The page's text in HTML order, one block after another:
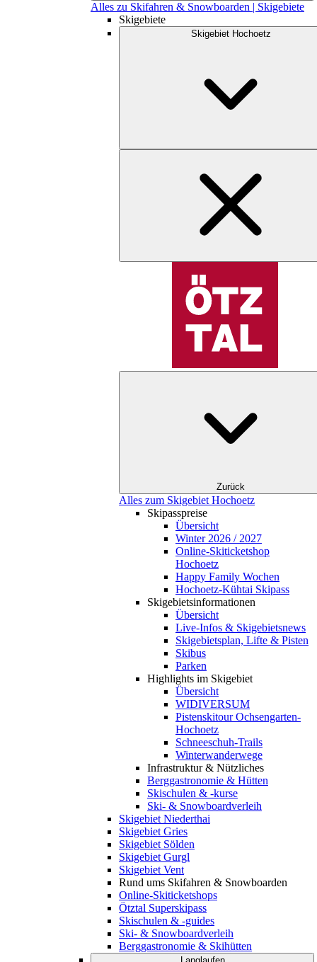
Alles zu Skifahren & Snowboarden | Skigebiete
Skigebiete
Skigebiet Hochoetz
Zurück
Alles zum Skigebiet Hochoetz
Skipasspreise
Übersicht
Winter 2026 / 2027
Online-Skiticketshop
Hochoetz
Happy Family Wochen
Hochoetz-Kühtai Skipass
Skigebietsinformationen
Übersicht
Live-Infos & Skigebietsnews
Skigebietsplan, Lifte & Pisten
Skibus
Parken
Highlights im Skigebiet
Übersicht
WIDIVERSUM
Pistenskitour Ochsengarten-
Hochoetz
Schneeschuh-Trails
Winterwanderwege
Infrastruktur & Nützliches
Berggastronomie & Hütten
Skischulen & -kurse
Ski- & Snowboardverleih
Skigebiet Niederthai
Skigebiet Gries
Skigebiet Sölden
Skigebiet Gurgl
Skigebiet Vent
Rund ums Skifahren & Snowboarden
Online-Skiticketshops
Ötztal Superskipass
Skischulen & -guides
Ski- & Snowboardverleih
Berggastronomie & Skihütten